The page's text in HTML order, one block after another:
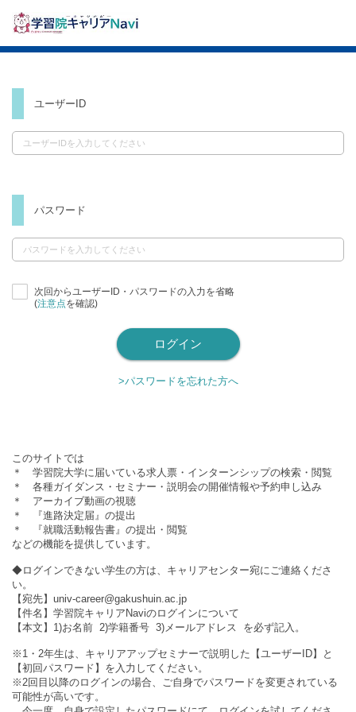
ユーザーID
パスワード
次回からユーザーID・パスワードの入力を省略
(注意点を確認)
>パスワードを忘れた方へ
このサイトでは
＊ 学習院大学に届いている求人票・インターンシップの検索・閲覧
＊ 各種ガイダンス・セミナー・説明会の開催情報や予約申し込み
＊ アーカイブ動画の視聴
＊ 『進路決定届』の提出
＊ 『就職活動報告書』の提出・閲覧
などの機能を提供しています。
◆ログインできない学生の方は、キャリアセンター宛にご連絡くださ
い。
【宛先】univ-career@gakushuin.ac.jp
【件名】学習院キャリアNaviのログインについて
【本文】1)お名前 2)学籍番号 3)メールアドレス を必ず記入。
※1・2年生は、キャリアアップセミナーで説明した【ユーザーID】と
【初回パスワード】を入力してください。
※2回目以降のログインの場合、ご自身でパスワードを変更されている
可能性が高いです。